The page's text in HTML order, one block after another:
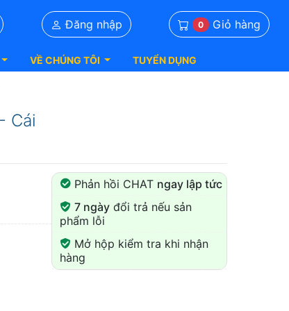
Đăng nhập 0 Giỏ hàng
VỀ CHÚNG TÔI TUYỂN DỤNG
Cái
Phản hồi CHAT ngay lập tức
7 ngàyđổi trả nếu sản
phẩm lỗi
Mở hộp kiểm tra khi nhận
hàng